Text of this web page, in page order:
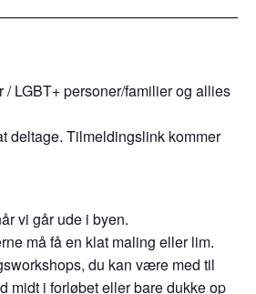
/ LGBT+ personer/familier og allies
deltage. Tilmeldingslink kommer
vi går ude i byen.
må få en klat maling eller lim.
du kan være med til
midt i forløbet eller bare dukke op